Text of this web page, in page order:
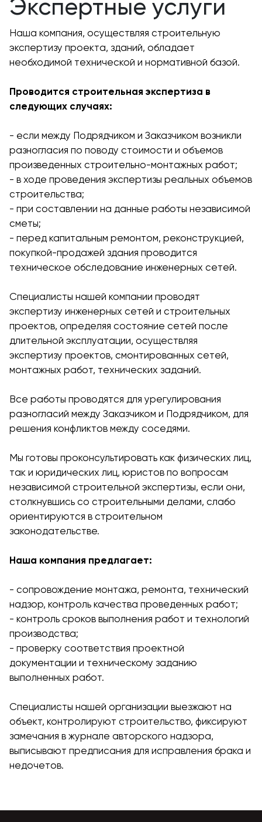
Экспертные услуги
Наша компания, осуществляя строительную
экспертизу проекта, зданий, обладает
необходимой технической и нормативной базой.
Проводится строительная экспертиза в
следующих случаях:
- если между Подрядчиком и Заказчиком возникли
разногласия по поводу стоимости и объемов
произведенных строительно-монтажных работ;
- в ходе проведения экспертизы реальных объемов
строительства;
- при составлении на данные работы независимой
сметы;
- перед капитальным ремонтом, реконструкцией,
покупкой-продажей здания проводится
техническое обследование инженерных сетей.
Специалисты нашей компании проводят
экспертизу инженерных сетей и строительных
проектов, определяя состояние сетей после
длительной эксплуатации, осуществляя
экспертизу проектов, смонтированных сетей,
монтажных работ, технических заданий.
Все работы проводятся для урегулирования
разногласий между Заказчиком и Подрядчиком, для
решения конфликтов между соседями.
Мы готовы проконсультировать как физических лиц,
так и юридических лиц, юристов по вопросам
независимой строительной экспертизы, если они,
столкнувшись со строительными делами, слабо
ориентируются в строительном
законодательстве.
Наша компания предлагает:
- сопровождение монтажа, ремонта, технический
надзор, контроль качества проведенных работ;
- контроль сроков выполнения работ и технологий
производства;
- проверку соответствия проектной
документации и техническому заданию
выполненных работ.
Специалисты нашей организации выезжают на
объект, контролируют строительство, фиксируют
замечания в журнале авторского надзора,
выписывают предписания для исправления брака и
недочетов.